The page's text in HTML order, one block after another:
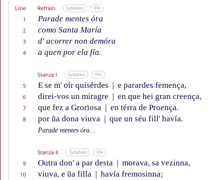
Line Refrain Syllables IPA
1 Parade mentes óra
2 como Santa María
3 d' acorrer non demóra
4 a quen por ela fía.
Stanza I Syllables IPA
5 E se m' oír quisérdes | e parardes femença,
6 direi-vos un miragre | en que hei gran creença,
7 que fez a Grorïosa | en térra de Proença.
8 por ũa dona viuva | que un séu fill' havía.
Parade mentes óra...
Stanza II Syllables IPA
9 Outra don' a par desta | morava, sa vezinna,
10 viuva, e ũa filla | havía fremosinna;